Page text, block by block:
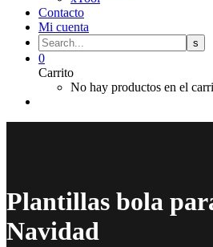
Contacto
Mi cuenta
0
Carrito
No hay productos en el
Plantillas bola
Navidad